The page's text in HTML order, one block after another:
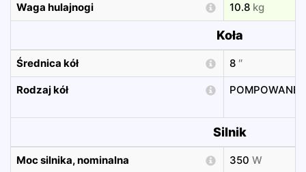
Waga hulajnogi 10.8 kg
Koła
Średnica kół 8 ″
Rodzaj kół POMPOWANE
Silnik
Moc silnika, nominalna 350 W